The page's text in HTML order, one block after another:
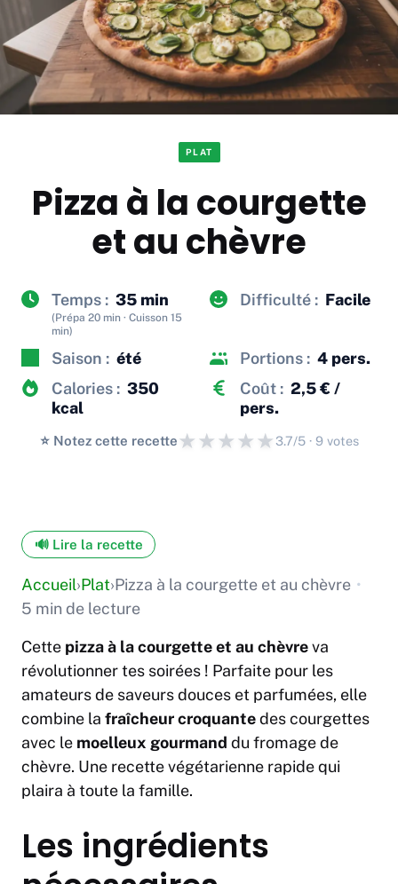
PLAT
Pizza à la courgette
et au chèvre
Temps : 35 min
(Prépa 20 min · Cuisson 15
min)
Difficulté : Facile
Saison : été Portions : 4 pers.
Calories : 350
kcal
Coût : 2,5 € /
pers.
⭐️ Notez cette recette★★★★★3.7/5 · 9 votes
🔊 Lire la recette
Accueil›Plat›Pizza à la courgette et au chèvre •
5 min de lecture
Cette pizza à la courgette et au chèvreva
révolutionner tes soirées ! Parfaite pour les
amateurs de saveurs douces et parfumées, elle
combine la fraîcheur croquantedes courgettes
avec le moelleux gourmand du fromage de
chèvre. Une recette végétarienne rapide qui
plaira à toute la famille.
Les ingrédients